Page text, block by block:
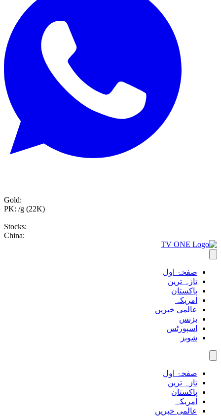
Gold:
PK: /g (22K)
Stocks:
China:
صفحۂ اول
تازہ ترین
پاکستان
امریکہ
عالمی خبریں
بزنس
اسپورٹس
شوبز
صفحۂ اول
تازہ ترین
پاکستان
امریکہ
عالمی خبریں